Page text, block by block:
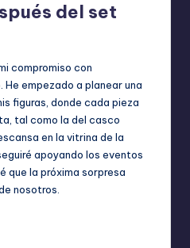
del set
compromiso con
empezado a planear una
figuras, donde cada pieza
tal como la del casco
en la vitrina de la
apoyando los eventos
que la próxima sorpresa
nosotros.